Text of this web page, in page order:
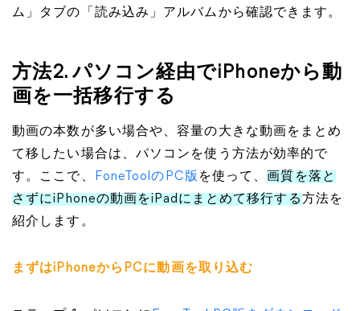
ム」タブの「読み込み」アルバムから確認できます。
方法2. パソコン経由でiPhoneから動
画を一括移行する
動画の本数が多い場合や、容量の大きな動画をまとめ
て移したい場合は、パソコンを使う方法が効率的で
す。ここで、
FoneToolのPC版 を使って、 画質を落と
さずにiPhoneの動画をiPadにまとめて移行する方法を
紹介します。
まずはiPhoneからPCに動画を取り込む